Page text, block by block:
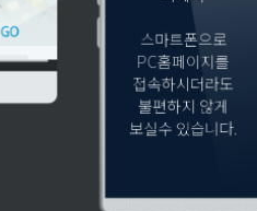
스마트폰으로
PC홈페이지를
접속하시더라도
불편하지 않게
보실수 있습니다.